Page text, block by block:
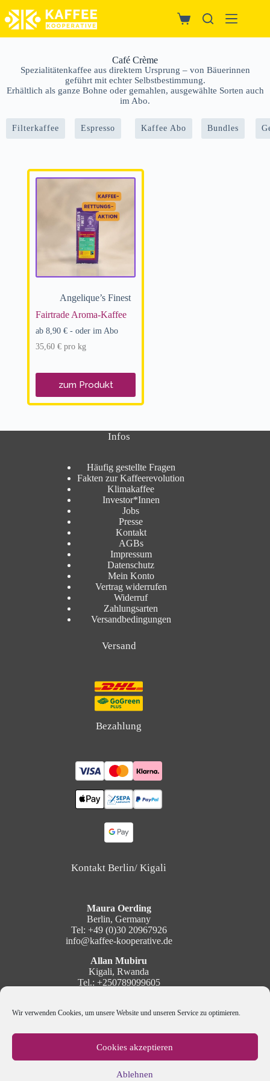
Wir verwenden Cookies, um unsere Website und unseren Service zu optimieren.
Cookies akzeptieren
Ablehnen
Café Crème
Spezialitätenkaffee aus direktem Ursprung – von Bäuerinnen
geführt mit echter Selbstbestimmung.
Erhältlich als ganze Bohne oder gemahlen, ausgewählte Sorten auch
im Abo.
Filterkaffee Espresso Kaffee Abo Bundles
Angelique’s Finest
Fairtrade Aroma-Kaffee
ab 8,90 € - oder im Abo
35,60 € pro kg
zum Produkt
Infos
Häufig gestellte Fragen
Fakten zur Kaffeerevolution
Klimakaffee
Investor*Innen
Jobs
Presse
Kontakt
AGBs
Impressum
Datenschutz
Mein Konto
Vertrag widerrufen
Widerruf
Zahlungsarten
Versandbedingungen
Versand
Bezahlung
Kontakt Berlin/ Kigali
Maura Oerding
Berlin, Germany
Tel: +49 (0)30 20967926
info@kaffee-kooperative.de
Allan Mubiru
Kigali, Rwanda
Tel.: +250789099605